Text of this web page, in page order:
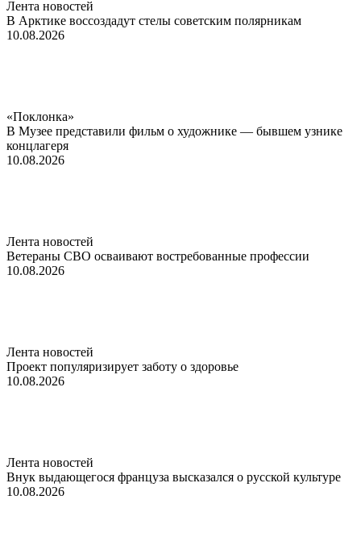
Лента новостей
В Арктике воссоздадут стелы советским полярникам
10.08.2026
«Поклонка»
В Музее представили фильм о художнике — бывшем узнике
концлагеря
10.08.2026
Лента новостей
Ветераны СВО осваивают востребованные профессии
10.08.2026
Лента новостей
Проект популяризирует заботу о здоровье
10.08.2026
Лента новостей
Внук выдающегося француза высказался о русской культуре
10.08.2026